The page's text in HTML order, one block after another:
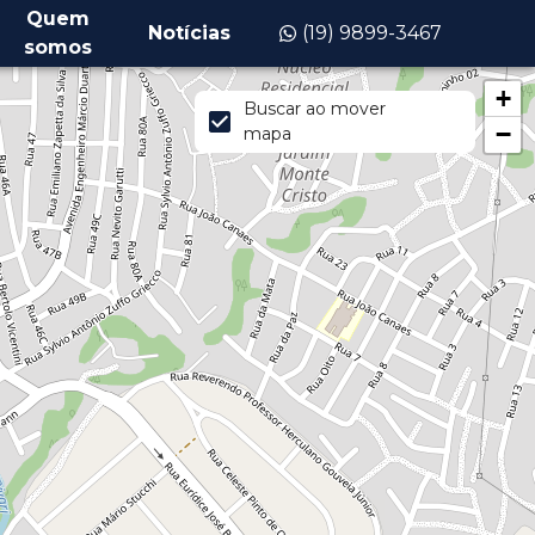
Quem
somos
Notícias (19) 9899-3467
+
−
Buscar ao mover
mapa